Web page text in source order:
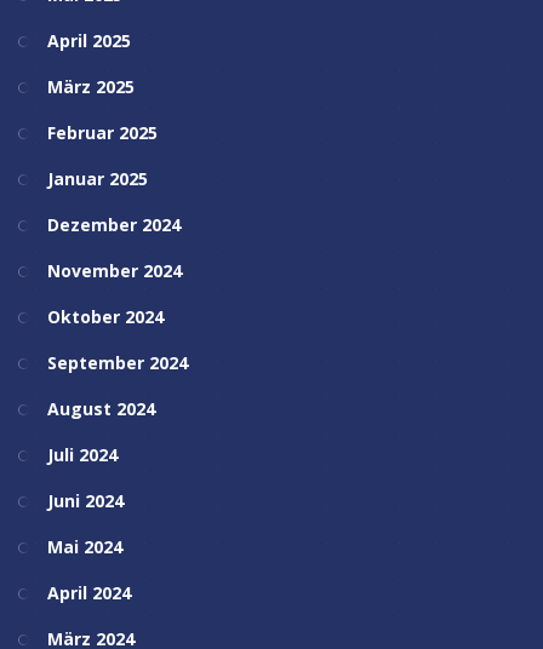
April 2025
März 2025
Februar 2025
Januar 2025
Dezember 2024
November 2024
Oktober 2024
September 2024
August 2024
Juli 2024
Juni 2024
Mai 2024
April 2024
März 2024